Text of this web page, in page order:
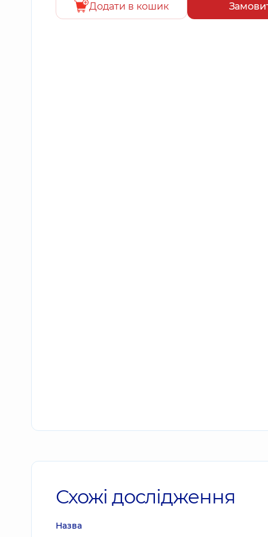
Додати в кошик
Схожі дослідження
Назва